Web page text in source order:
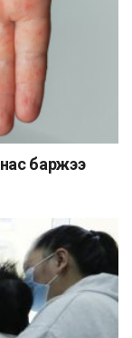
нас баржээ